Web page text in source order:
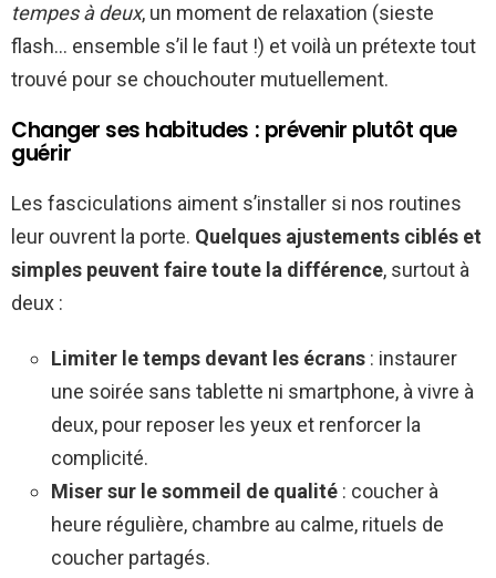
tempes à deux, un moment de relaxation (sieste
flash… ensemble s’il le faut !) et voilà un prétexte tout
trouvé pour se chouchouter mutuellement.
Changer ses habitudes : prévenir plutôt que
guérir
Les fasciculations aiment s’installer si nos routines
leur ouvrent la porte. Quelques ajustements ciblés et
simples peuvent faire toute la différence, surtout à
deux :
Limiter le temps devant les écrans : instaurer
une soirée sans tablette ni smartphone, à vivre à
deux, pour reposer les yeux et renforcer la
complicité.
Miser sur le sommeil de qualité : coucher à
heure régulière, chambre au calme, rituels de
coucher partagés.